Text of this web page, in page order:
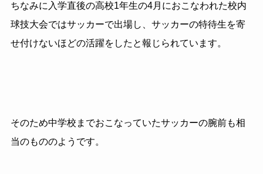
ちなみに入学直後の高校1年生の4月におこなわれた校内
球技大会ではサッカーで出場し、サッカーの特待生を寄
せ付けないほどの活躍をしたと報じられています。
そのため中学校までおこなっていたサッカーの腕前も相
当のもののようです。